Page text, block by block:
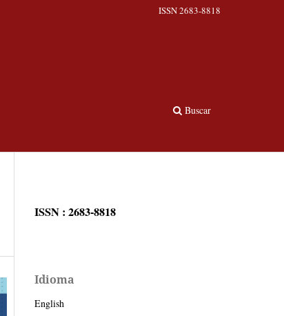
Buscar
ISSN 2683-8818
ISSN : 2683-8818
Idioma
English